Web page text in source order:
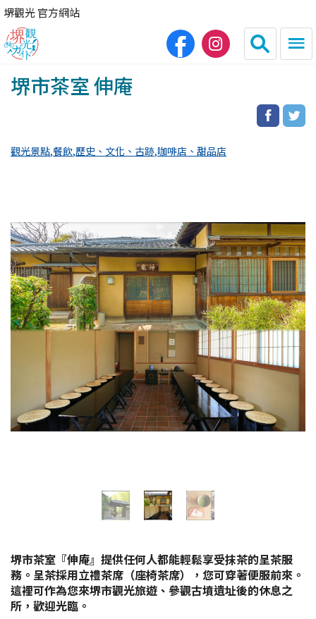
堺觀光 官方網站
日本語
觀光景點
餐飲
住宿
運動設施
堺歡迎您！
景點搜尋
堺市茶室 伸庵
觀光景點 餐飲 歷史、文化、古跡 咖啡店、甜品店
堺市茶室『伸庵』提供任何人都能輕鬆享受抹茶的呈茶服
務。呈茶採用立禮茶席（座椅茶席），您可穿著便服前來。
這裡可作為您來堺市觀光旅遊、參觀古墳遺址後的休息之
所，歡迎光臨。